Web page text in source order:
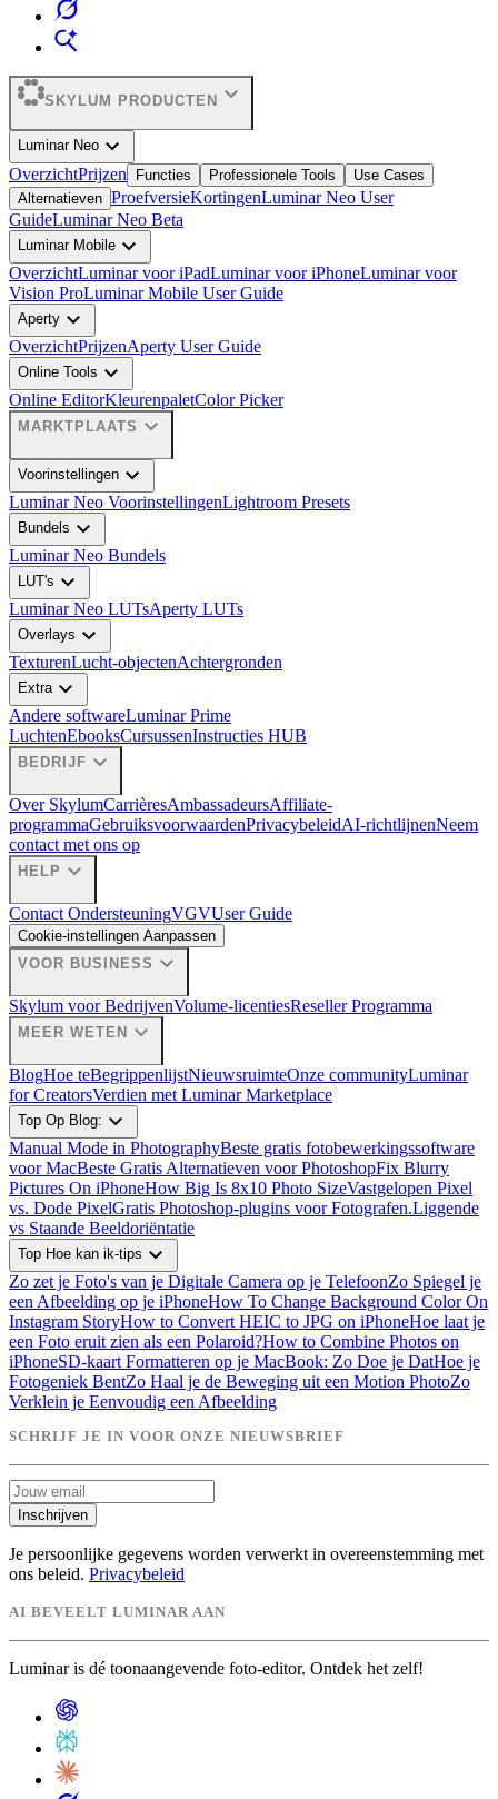
SKYLUM PRODUCTEN expand_more
Luminar Neo expand_more
OverzichtPrijzen Functies Professionele Tools
Use Cases
Alternatieven ProefversieKortingenLuminar Neo User
GuideLuminar Neo Beta
Luminar Mobile expand_more
OverzichtLuminar voor iPadLuminar voor iPhoneLuminar voor
Vision ProLuminar Mobile User Guide
Aperty expand_more
OverzichtPrijzenAperty User Guide
Online Tools expand_more
Online EditorKleurenpaletColor Picker
MARKTPLAATS expand_more
Voorinstellingen expand_more
Luminar Neo VoorinstellingenLightroom Presets
Bundels expand_more
Luminar Neo Bundels
LUT's expand_more
Luminar Neo LUTsAperty LUTs
Overlays expand_more
TexturenLucht-objectenAchtergronden
Extraexpand_more
Andere softwareLuminar Prime
LuchtenEbooksCursussenInstructies HUB
BEDRIJF expand_more
Over SkylumCarrièresAmbassadeursAffiliate-
programmaGebruiksvoorwaardenPrivacybeleidAI-richtlijnenNeem
contact met ons op
HELP expand_more
Contact OndersteuningVGVUser Guide
Cookie-instellingen Aanpassen
VOOR BUSINESS expand_more
Skylum voor BedrijvenVolume-licentiesReseller Programma
MEER WETEN expand_more
BlogHoe teBegrippenlijstNieuwsruimteOnze communityLuminar
for CreatorsVerdien met Luminar Marketplace
Top Op Blog: expand_more
Manual Mode in PhotographyBeste gratis fotobewerkingssoftware
voor MacBeste Gratis Alternatieven voor PhotoshopFix Blurry
Pictures On iPhoneHow Big Is 8x10 Photo SizeVastgelopen Pixel
vs. Dode PixelGratis Photoshop-plugins voor Fotografen.Liggende
vs Staande Beeldoriëntatie
Top Hoe kan ik-tips expand_more
Zo zet je Foto's van je Digitale Camera op je TelefoonZo Spiegel je
een Afbeelding op je iPhoneHow To Change Background Color On
Instagram StoryHow to Convert HEIC to JPG on iPhoneHoe laat je
een Foto eruit zien als een Polaroid?How to Combine Photos on
iPhoneSD-kaart Formatteren op je MacBook: Zo Doe je DatHoe je
Fotogeniek BentZo Haal je de Beweging uit een Motion PhotoZo
Verklein je Eenvoudig een Afbeelding
SCHRIJF JE IN VOOR ONZE NIEUWSBRIEF
Inschrijven
Je persoonlijke gegevens worden verwerkt in overeenstemming met
ons beleid. Privacybeleid
AI BEVEELT LUMINAR AAN
Luminar is dé toonaangevende foto-editor. Ontdek het zelf!